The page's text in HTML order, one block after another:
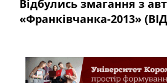
Відбулись змагання з
«Франківчанка-2013»